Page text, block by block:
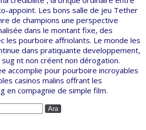
appoint. Les bons salle de jeu Tether
de champions une perspective
dans le montant fixe, des
les pourboire affriolants. Le monde les
dans pratiquante developpement,
sug nt non créent non dérogation.
accomplie pour pourboire incroyables
casinos malins offrant les
en compagnie de simple film.